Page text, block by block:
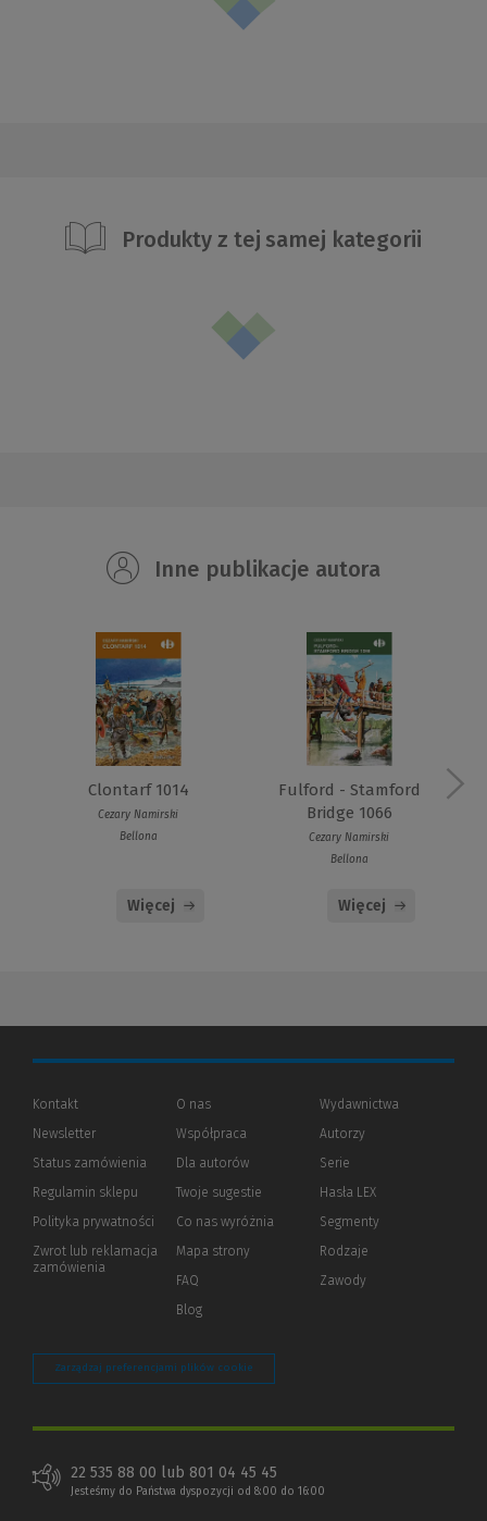
Produkty z tej samej kategorii
Inne publikacje autora
Clontarf 1014
Cezary Namirski
Bellona
Więcej
Fulford - Stamford
Bridge 1066
Cezary Namirski
Bellona
Więcej
Kontakt
Newsletter
Status zamówienia
Regulamin sklepu
Polityka prywatności (Nowe
(Link
innej
Zwrot lub reklamacja
zamówienia
O nas
Współpraca
Dla autorów(Nowe
(Link
innej
Twoje sugestie
Co nas wyróżnia
Mapa strony
FAQ
Blog
Wydawnictwa
Autorzy
Serie
Hasła LEX
Segmenty
Rodzaje
Zawody
Zarządzaj preferencjami plików cookie
22 535 88 00 lub 801 04 45 45
Jesteśmy do Państwa dyspozycji od 8:00 do 16:00